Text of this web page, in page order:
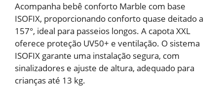
Acompanha bebê conforto Marble com base
ISOFIX, proporcionando conforto quase deitado a
157°, ideal para passeios longos. A capota XXL
oferece proteção UV50+ e ventilação. O sistema
ISOFIX garante uma instalação segura, com
sinalizadores e ajuste de altura, adequado para
crianças até 13 kg.